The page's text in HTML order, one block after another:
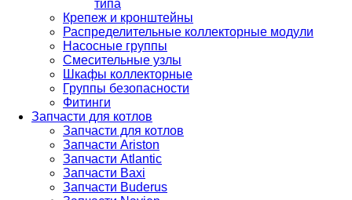
типа
Крепеж и кронштейны
Распределительные коллекторные модули
Насосные группы
Смесительные узлы
Шкафы коллекторные
Группы безопасности
Фитинги
Запчасти для котлов
Запчасти для котлов
Запчасти Ariston
Запчасти Atlantic
Запчасти Baxi
Запчасти Buderus